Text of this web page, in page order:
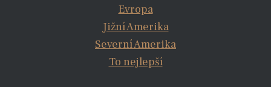
Evropa
Jižní Amerika
Severní Amerika
To nejlepší